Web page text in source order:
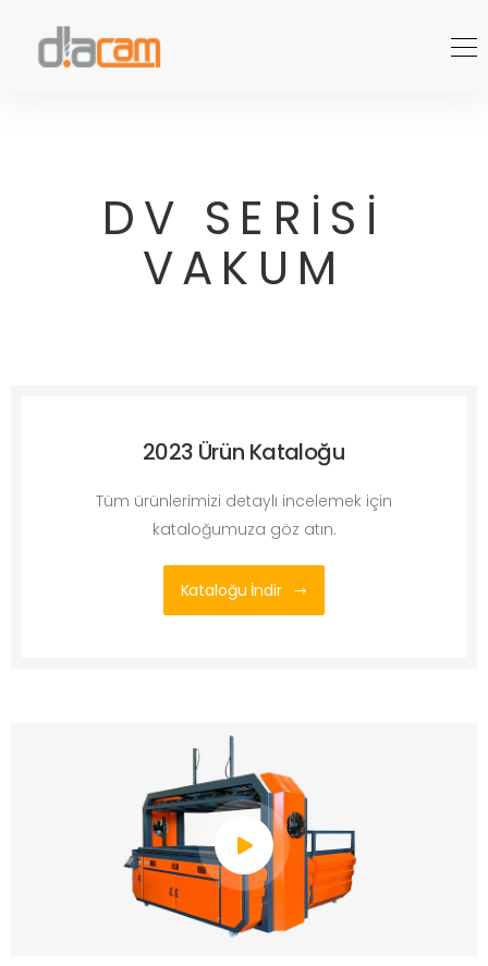
DV SERİSİ
VAKUM
2023 Ürün Kataloğu
Tüm ürünlerimizi detaylı incelemek için
kataloğumuza göz atın.
Kataloğu İndir